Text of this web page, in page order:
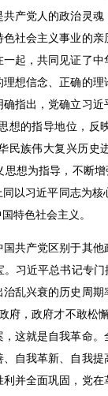
产党人的政治灵
社会主义事业的
起，共同见证了
想信念、正确的
指出，党确立习
想的指导地位，反
民族伟大复兴历史
想为指导，不断增
以习近平同志为
特色社会主义。
产党区别于其他
习近平总书记专
乱兴衰的历史周
府，政府才不敢松
这就是自我革命
自我革新、自我
并全面巩固，党